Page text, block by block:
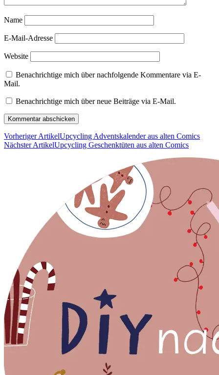
Name
E-Mail-Adresse
Website
Benachrichtige mich über nachfolgende Kommentare via E-
Mail.
Benachrichtige mich über neue Beiträge via E-Mail.
Vorheriger ArtikelUpcycling Adventskalender aus alten Comics
Nächster ArtikelUpcycling Geschenktüten aus alten Comics